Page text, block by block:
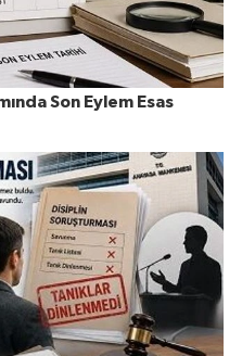
Son Eylem Esas